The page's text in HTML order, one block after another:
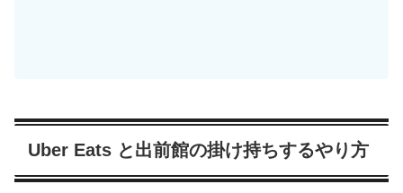
Uber Eats と出前館の掛け持ちするやり方